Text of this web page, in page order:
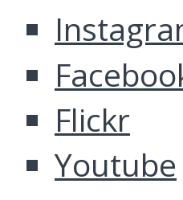
Flickr
Youtube